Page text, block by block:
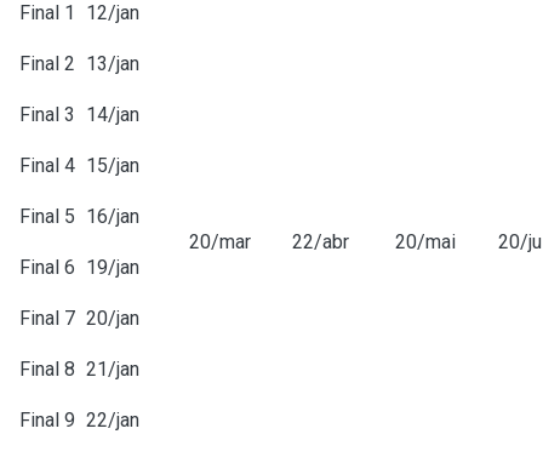
Final 1 12/jan
20/mar 22/abr 20/mai 20/
Final 2 13/jan
Final 3 14/jan
Final 4 15/jan
Final 5 16/jan
Final 6 19/jan
Final 7 20/jan
Final 8 21/jan
Final 9 22/jan